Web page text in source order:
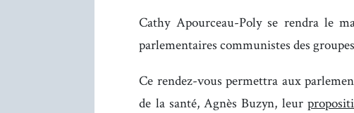
Cathy Apourceau-Poly se rendra le
parlementaires communistes des
Ce rendez-vous permettra aux
de la santé, Agnès Buzyn, leur